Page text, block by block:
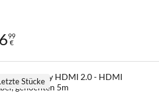
99
€
Stücke